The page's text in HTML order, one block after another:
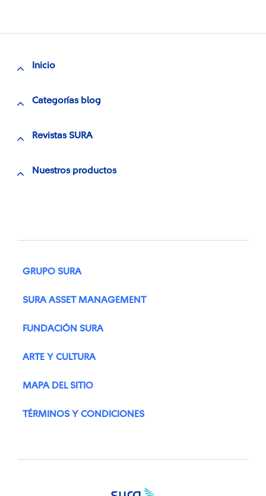
Inicio
Categorías blog
Revistas SURA
Nuestros productos
GRUPO SURA
SURA ASSET MANAGEMENT
FUNDACIÓN SURA
ARTE Y CULTURA
MAPA DEL SITIO
TÉRMINOS Y CONDICIONES